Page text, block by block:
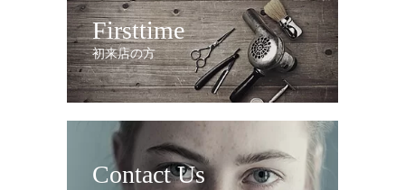
Firsttime
初来店の方
Contact Us